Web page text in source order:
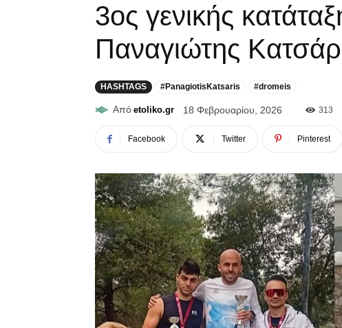
3ος γενικής
Παναγιώτης
HASHTAGS #PanagiotisKatsaris #dromeis
Από etoliko.gr 18 Φεβρουαρίου, 2026 313
Facebook Twitter Pinterest